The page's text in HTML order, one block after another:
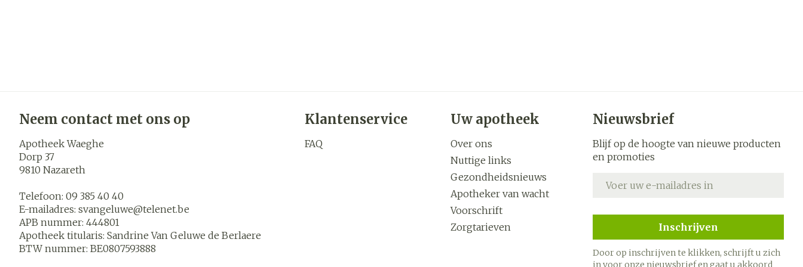
Neem contact met ons op
Apotheek Waeghe
Dorp 37
9810 Nazareth
Telefoon: 09 385 40 40
E-mailadres: svangeluwe@telenet.be
APB nummer: 444801
Apotheek titularis: Sandrine Van Geluwe de Berlaere
BTW nummer: BE0807593888
Klantenservice
FAQ
Uw apotheek
Over ons
Nuttige links
Gezondheidsnieuws
Apotheker van wacht
Voorschrift
Zorgtarieven
Nieuwsbrief
Blijf op de hoogte van nieuwe producten
en promoties
Inschrijven
Door op inschrijven te klikken, schrijft u zich
in voor onze nieuwsbrief en gaat u akkoord